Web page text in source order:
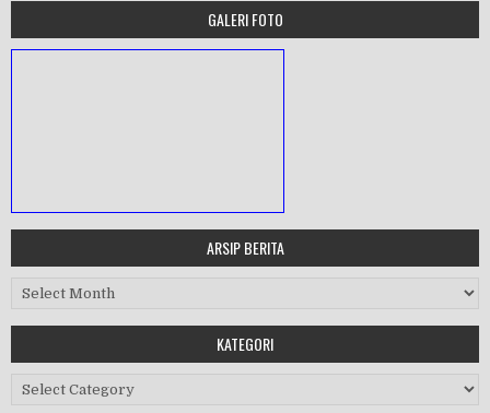
GALERI FOTO
Workshop Perangkat 2019
ARSIP BERITA
Arsip Berita
KATEGORI
Kategori